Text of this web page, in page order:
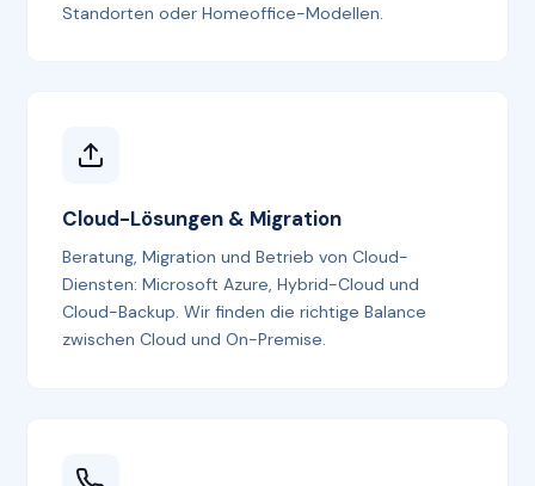
Standorten oder Homeoffice-Modellen.
Cloud-Lösungen & Migration
Beratung, Migration und Betrieb von Cloud-
Diensten: Microsoft Azure, Hybrid-Cloud und
Cloud-Backup. Wir finden die richtige Balance
zwischen Cloud und On-Premise.